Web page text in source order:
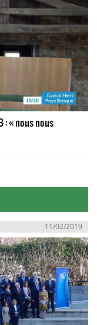
: « nous nous
11/02/2019